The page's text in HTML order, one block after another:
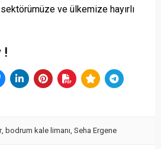
ve ülkemize hayırlı
!
, bodrum kale limanı Seha Ergene